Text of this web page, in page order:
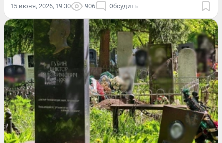
15 июня, 2026, 19:30 906 Обсудить